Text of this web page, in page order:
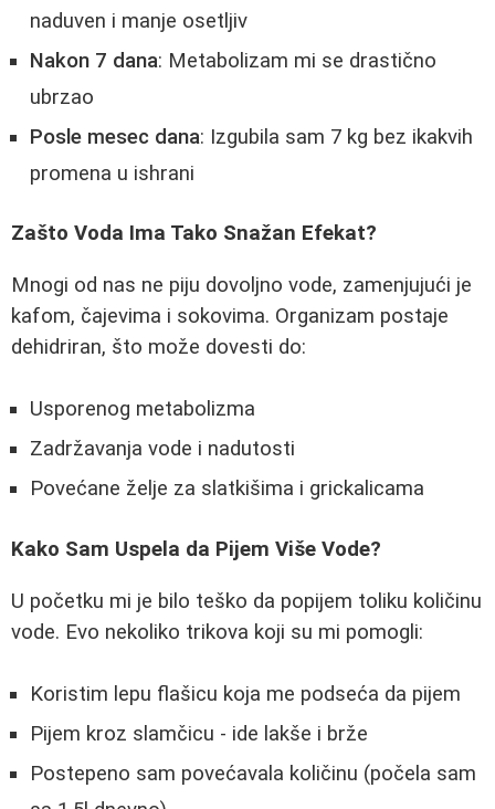
naduven i manje osetljiv
Nakon 7 dana: Metabolizam mi se drastično
ubrzao
Posle mesec dana: Izgubila sam 7 kg bez ikakvih
promena u ishrani
Zašto Voda Ima Tako Snažan Efekat?
Mnogi od nas ne piju dovoljno vode, zamenjujući je
kafom, čajevima i sokovima. Organizam postaje
dehidriran, što može dovesti do:
Usporenog metabolizma
Zadržavanja vode i nadutosti
Povećane želje za slatkišima i grickalicama
Kako Sam Uspela da Pijem Više Vode?
U početku mi je bilo teško da popijem toliku količinu
vode. Evo nekoliko trikova koji su mi pomogli:
Koristim lepu flašicu koja me podseća da pijem
Pijem kroz slamčicu - ide lakše i brže
Postepeno sam povećavala količinu (počela sam